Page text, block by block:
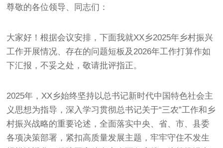
尊敬的各位领导、同志们：
大家好！根据会议安排，下面我就XX乡2025年乡村振兴
工作开展情况、存在的问题短板及2026年工作打算作如
下汇报，不妥之处，敬请批评指正。
2025年，XX乡始终坚持以总书记新时代中国特色社会主
义思想为指导，深入学习贯彻总书记关于“三农”工作和乡
村振兴战略的重要论述，全面落实中央、省、市、县委
各项决策部署，紧扣高质量发展主题，牢牢守住不发生